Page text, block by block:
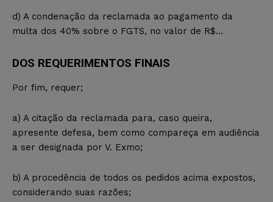
d) A condenação da reclamada ao pagamento da
multa dos 40% sobre o FGTS, no valor de R$…
DOS REQUERIMENTOS FINAIS
Por fim, requer;
a) A citação da reclamada para, caso queira,
apresente defesa, bem como compareça em audiência
a ser designada por V. Exmo;
b) A procedência de todos os pedidos acima expostos,
considerando suas razões;